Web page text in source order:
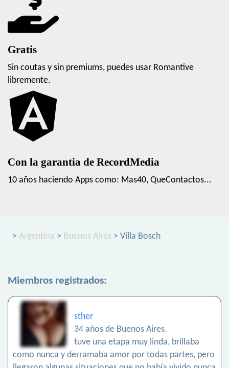
Gratis
Sin coutas y sin premiums, puedes usar Romantive
libremente.
Con la garantia de RecordMedia
10 años haciendo Apps como: Mas40, QueContactos...
> Argentina > Buenos Aires > Villa Bosch
Miembros registrados:
sther
34 años de Buenos Aires.
tuve una etapa muy linda, brillaba
como nunca y derramaba amor por todas partes, pero